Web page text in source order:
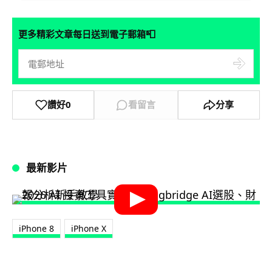
更多精彩文章每日送到電子郵箱📮
讚好0 看留言 分享
最新影片
iPhone 8 iPhone X